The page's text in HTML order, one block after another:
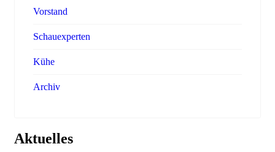
Vorstand
Schauexperten
Kühe
Archiv
Aktuelles